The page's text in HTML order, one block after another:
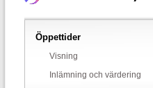
Öppettider
Visning
Inlämning och värdering